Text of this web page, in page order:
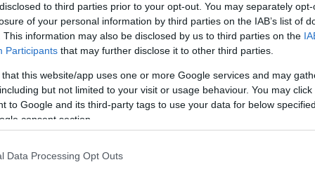
to third parties prior to your opt-out. You may separately
of your personal information by third parties on the IAB’s list of
This information may also be disclosed by us to third parties on the
Participants that may further disclose it to other third parties.
that this website/app uses one or more Google services and may
but not limited to your visit or usage behaviour. You may
to Google and its third-party tags to use your data for below
consent section.
Data Processing Opt Outs
το ΕΘΝΟΣ στη Google
τα πράγματά του και εγκατέλειψε την
για πέμπτη φοράδίδυμα.
κόσμοτο ένατο και το δέκατο παιδί της
εξωσωματική, αλλά για κάποιο ανεξήγητο
δίδυμα.